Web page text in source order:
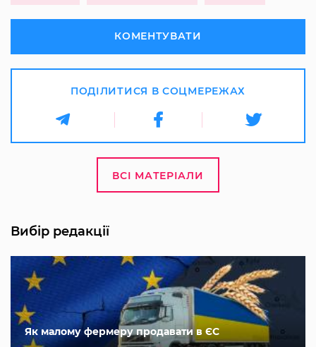
КОМЕНТУВАТИ
ПОДІЛИТИСЯ В СОЦМЕРЕЖАХ
ВСІ МАТЕРІАЛИ
Вибір редакції
Як малому фермеру продавати в ЄС